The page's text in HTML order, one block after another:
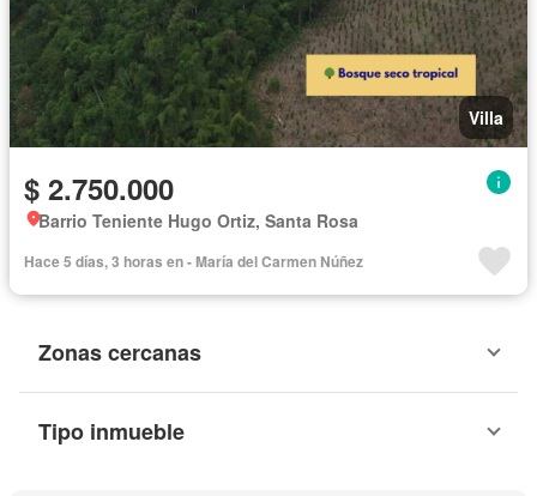
Villa
$ 2.750.000
Barrio Teniente Hugo Ortiz, Santa Rosa
Hace 5 días, 3 horas en - María del Carmen Núñez
Zonas cercanas
Tipo inmueble